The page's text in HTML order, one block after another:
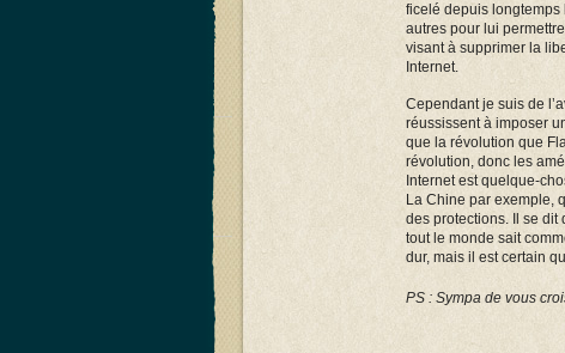
ficelé depuis longtemps
autres pour lui
visant à supprimer la
Internet.
Cependant je suis de
réussissent à imposer
que la révolution que
révolution, donc les
Internet est quelque-
La Chine par exemple,
des protections. Il se dit
tout le monde sait
dur, mais il est certain
PS : Sympa de vous